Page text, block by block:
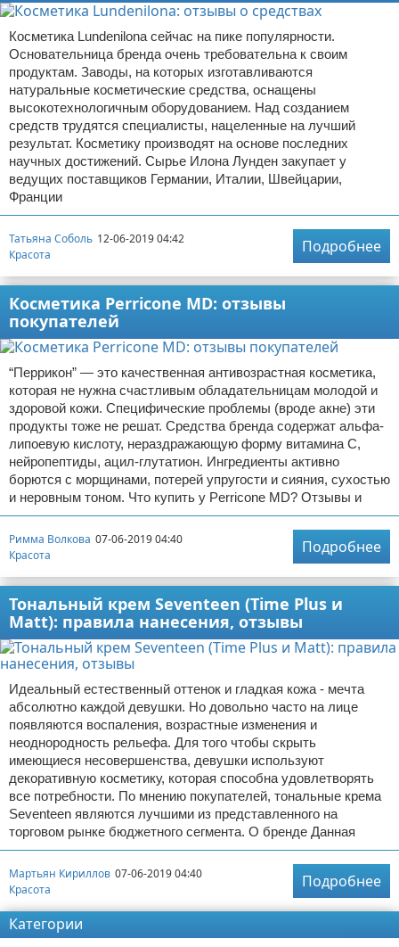
Косметика Lundenilona сейчас на пике популярности.
Основательница бренда очень требовательна к своим
продуктам. Заводы, на которых изготавливаются
натуральные косметические средства, оснащены
высокотехнологичным оборудованием. Над созданием
средств трудятся специалисты, нацеленные на лучший
результат. Косметику производят на основе последних
научных достижений. Сырье Илона Лунден закупает у
ведущих поставщиков Германии, Италии, Швейцарии,
Франции
Татьяна Соболь 12-06-2019 04:42
Красота
Подробнее
Косметика Perricone MD: отзывы
покупателей
“Перрикон” — это качественная антивозрастная косметика,
которая не нужна счастливым обладательницам молодой и
здоровой кожи. Специфические проблемы (вроде акне) эти
продукты тоже не решат. Средства бренда содержат альфа-
липоевую кислоту, нераздражающую форму витамина С,
нейропептиды, ацил-глутатион. Ингредиенты активно
борются с морщинами, потерей упругости и сияния, сухостью
и неровным тоном. Что купить у Perricone MD? Отзывы и
Римма Волкова 07-06-2019 04:40
Красота
Подробнее
Тональный крем Seventeen (Time Plus и
Matt): правила нанесения, отзывы
Идеальный естественный оттенок и гладкая кожа - мечта
абсолютно каждой девушки. Но довольно часто на лице
появляются воспаления, возрастные изменения и
неоднородность рельефа. Для того чтобы скрыть
имеющиеся несовершенства, девушки используют
декоративную косметику, которая способна удовлетворять
все потребности. По мнению покупателей, тональные крема
Seventeen являются лучшими из представленного на
торговом рынке бюджетного сегмента. О бренде Данная
Мартьян Кириллов 07-06-2019 04:40
Красота
Подробнее
Категории